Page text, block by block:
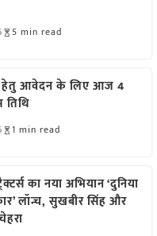
5 min read
हेतु आवेदन के लिए आज 4
1 min read
का नया अभियान ‘दुनिया
लॉन्च, सुखबीर सिंह और